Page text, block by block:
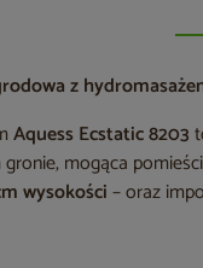
z
Aquess Ecstatic 8203
mogąca
wysokości– oraz